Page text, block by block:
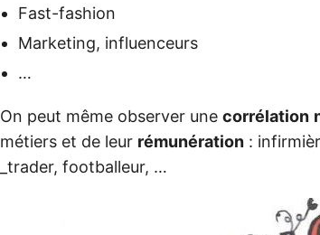
Fast-fashion
Marketing, influenceurs
…
On peut même observer une corrélation
métiers et de leur rémunération :
_trader, footballeur, …